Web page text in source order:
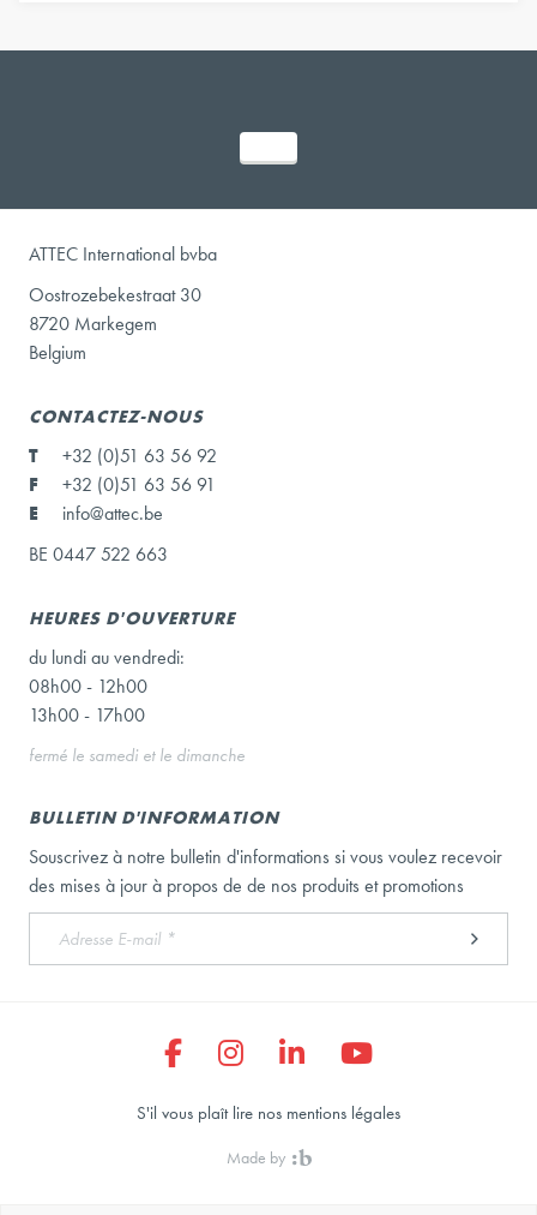
ATTEC International bvba
Oostrozebekestraat 30
8720 Markegem
Belgium
CONTACTEZ-NOUS
T
+32 (0)51 63 56 92
F
+32 (0)51 63 56 91
E
info@attec.be
BE 0447 522 663
HEURES D'OUVERTURE
du lundi au vendredi:
08h00 - 12h00
13h00 - 17h00
fermé le samedi et le dimanche
BULLETIN D'INFORMATION
Souscrivez à notre bulletin d'informations si vous voulez recevoir
des mises à jour à propos de de nos produits et promotions
Made by
S'il vous plaît lire nos mentions légales